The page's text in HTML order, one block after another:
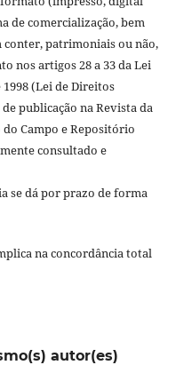
de comercialização, bem
conter, patrimoniais ou não,
nos artigos 28 a 33 da Lei
1998 (Lei de Direitos
publicação na Revista da
Campo e Repositório
consultado e
se dá por prazo de forma
na concordância total
autor(es)